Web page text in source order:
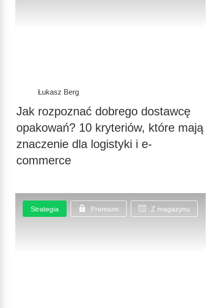
Łukasz Berg
Jak rozpoznać dobrego dostawcę
opakowań? 10 kryteriów, które mają
znaczenie dla logistyki i e-
commerce
Strategia Premium Z magazynu